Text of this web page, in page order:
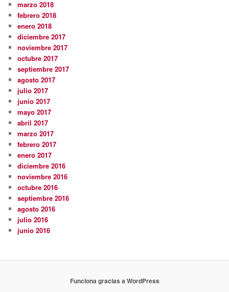
marzo 2018
febrero 2018
enero 2018
diciembre 2017
noviembre 2017
octubre 2017
septiembre 2017
agosto 2017
julio 2017
junio 2017
mayo 2017
abril 2017
marzo 2017
febrero 2017
enero 2017
diciembre 2016
noviembre 2016
octubre 2016
septiembre 2016
agosto 2016
julio 2016
junio 2016
Funciona gracias a WordPress